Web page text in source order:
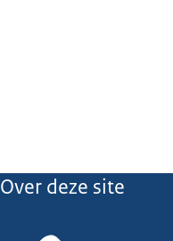
Over deze site